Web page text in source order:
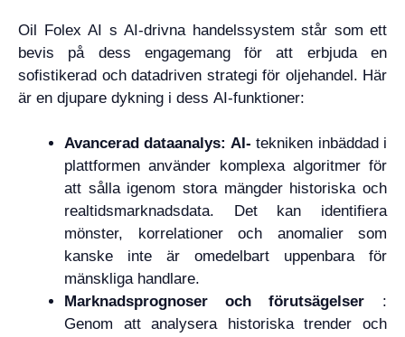
Oil Folex AI s AI-drivna handelssystem står som ett
bevis på dess engagemang för att erbjuda en
sofistikerad och datadriven strategi för oljehandel. Här
är en djupare dykning i dess AI-funktioner:
Avancerad dataanalys: AI- tekniken inbäddad i
plattformen använder komplexa algoritmer för
att sålla igenom stora mängder historiska och
realtidsmarknadsdata. Det kan identifiera
mönster, korrelationer och anomalier som
kanske inte är omedelbart uppenbara för
mänskliga handlare.
Marknadsprognoser och förutsägelser :
Genom att analysera historiska trender och